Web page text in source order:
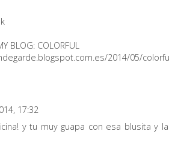
BLOG: COLORFUL
2014/05/
17:32
y tu muy guapa con esa blusita y